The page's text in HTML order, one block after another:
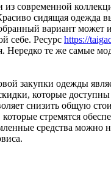
современной
сидящая одежда
вариант может
себе. Ресурс https://
те же самые
закупки одежды
которые доступны
снизить общую
стремятся
средства можно